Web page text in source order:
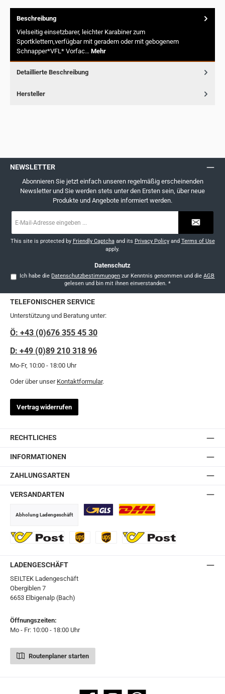
Beschreibung
Vielseitig einsetzbarer, leichter Karabiner zum
Sportklettern,verfügbar mit geradem oder mit gebogenem
Schnapper*VFL* Vorfac… Mehr
Detaillierte Beschreibung
Hersteller
NEWSLETTER
Abonnieren Sie jetzt einfach unseren regelmäßig erscheinenden
Newsletter und Sie werden stets unter den Ersten sein, über neue
Produkte und Angebote informiert werden.
Mail-
*
This site is protected by Friendly Captchaand its Privacy Policyand Terms of Use
apply.
Datenschutz
Ich habe die Datenschutzbestimmungen zur Kenntnis genommen und dieAGB
gelesen und bin mit ihnen einverstanden. *
TELEFONISCHER SERVICE
Unterstützung und Beratung unter:
Ö: +43 (0)676 355 45 30
D: +49 (0)89 210 318 96
Mo-Fr, 10:00 - 18:00 Uhr
Oder über unser Kontaktformular.
Vertrag widerrufen
RECHTLICHES
INFORMATIONEN
ZAHLUNGSARTEN
VERSANDARTEN
Abholung Ladengeschäft
LADENGESCHÄFT
SEILTEK Ladengeschäft
Obergiblen 7
6653 Elbigenalp (Bach)
Öffnungszeiten:
Mo - Fr: 10:00 - 18:00 Uhr
Routenplaner starten